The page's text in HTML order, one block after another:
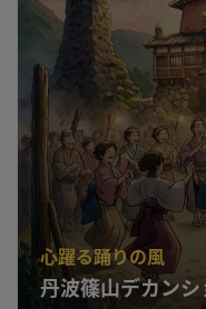
心躍る踊りの風
丹波篠山デカンシ